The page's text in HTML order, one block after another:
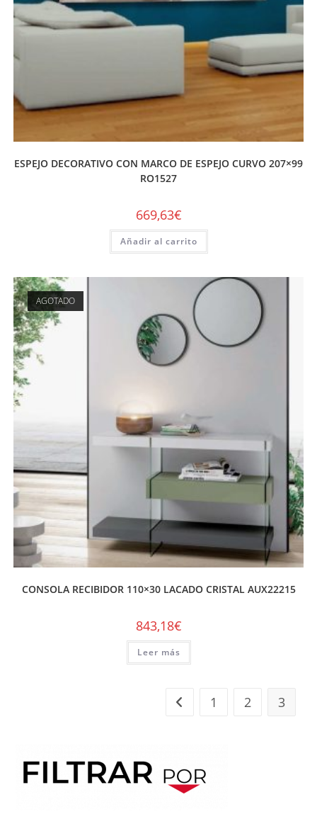
ESPEJO DECORATIVO CON MARCO DE ESPEJO CURVO 207×99
RO1527
669,63€
Añadir al carrito
AGOTADO
CONSOLA RECIBIDOR 110×30 LACADO CRISTAL AUX22215
843,18€
Leer más
1 2 3